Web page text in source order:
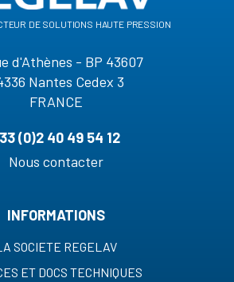
de solutions haute pression
d'Athènes - BP 43607
Nantes Cedex 3
FRANCE
(0)2 40 49 54 12
Nous contacter
INFORMATIONS
SOCIETE REGELAV
ET DOCS TECHNIQUES